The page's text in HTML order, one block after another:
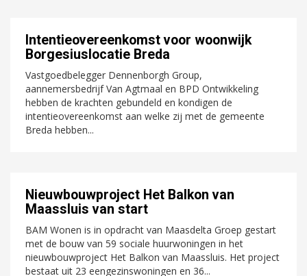
Intentieovereenkomst voor woonwijk
Borgesiuslocatie Breda
Vastgoedbelegger Dennenborgh Group,
aannemersbedrijf Van Agtmaal en BPD Ontwikkeling
hebben de krachten gebundeld en kondigen de
intentieovereenkomst aan welke zij met de gemeente
Breda hebben...
Nieuwbouwproject Het Balkon van
Maassluis van start
BAM Wonen is in opdracht van Maasdelta Groep gestart
met de bouw van 59 sociale huurwoningen in het
nieuwbouwproject Het Balkon van Maassluis. Het project
bestaat uit 23 eengezinswoningen en 36...